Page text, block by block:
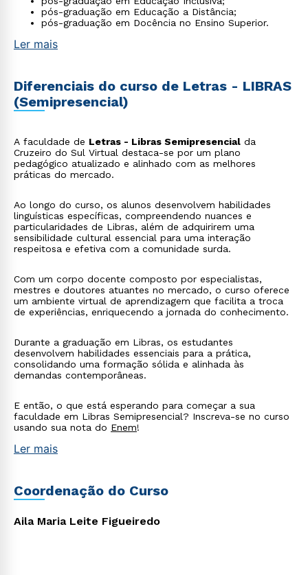
pós-graduação em Educação a Distância;
pós-graduação em Docência no Ensino Superior.
Ler mais
Diferenciais do curso de Letras - LIBRAS
(Semipresencial)
A faculdade de Letras - Libras Semipresencial da
Cruzeiro do Sul Virtual destaca-se por um plano
pedagógico atualizado e alinhado com as melhores
práticas do mercado.
Ao longo do curso, os alunos desenvolvem habilidades
linguísticas específicas, compreendendo nuances e
particularidades de Libras, além de adquirirem uma
sensibilidade cultural essencial para uma interação
respeitosa e efetiva com a comunidade surda.
Com um corpo docente composto por especialistas,
mestres e doutores atuantes no mercado, o curso oferece
um ambiente virtual de aprendizagem que facilita a troca
de experiências, enriquecendo a jornada do conhecimento.
Durante a graduação em Libras, os estudantes
desenvolvem habilidades essenciais para a prática,
consolidando uma formação sólida e alinhada às
demandas contemporâneas.
E então, o que está esperando para começar a sua
faculdade em Libras Semipresencial? Inscreva-se no curso
usando sua nota do Enem!
Ler mais
Coordenação do Curso
Aila Maria Leite Figueiredo